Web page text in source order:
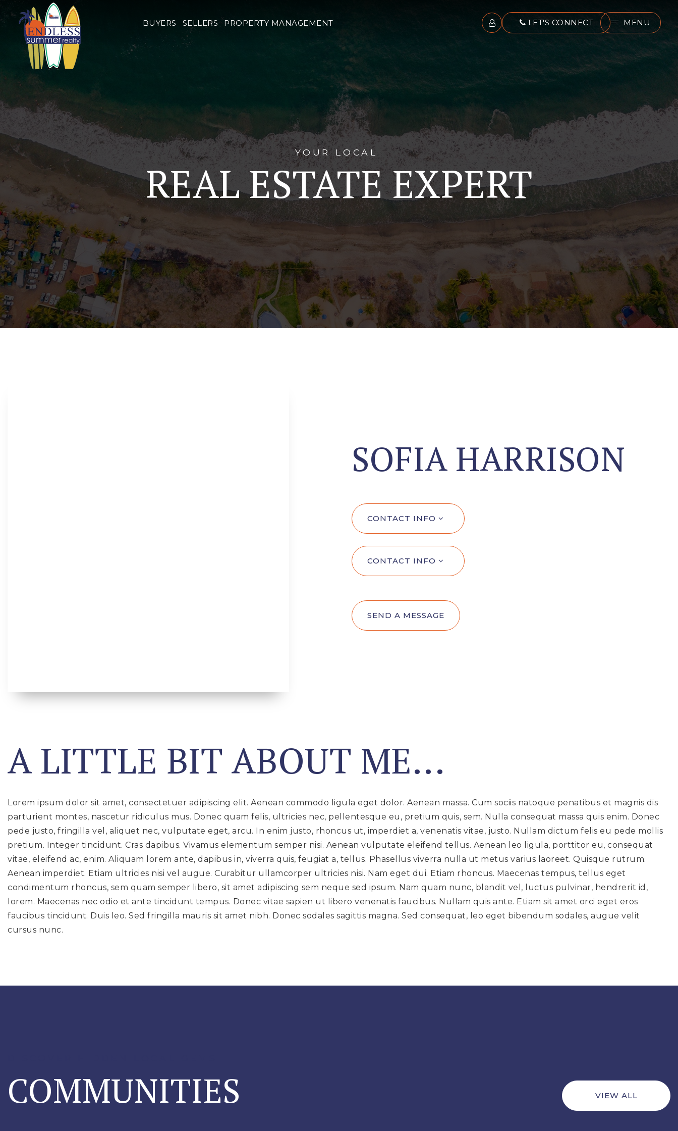
BUYERS SELLERS PROPERTY MANAGEMENT LET'S CONNECT MENU
YOUR LOCAL
REAL ESTATE EXPERT
SOFIA HARRISON
CONTACT INFO
CONTACT INFO
SEND A MESSAGE
A LITTLE BIT ABOUT ME...
Lorem ipsum dolor sit amet, consectetuer adipiscing elit. Aenean commodo ligula eget dolor. Aenean massa. Cum sociis natoque penatibus et magnis dis
parturient montes, nascetur ridiculus mus. Donec quam felis, ultricies nec, pellentesque eu, pretium quis, sem. Nulla consequat massa quis enim. Donec
pede justo, fringilla vel, aliquet nec, vulputate eget, arcu. In enim justo, rhoncus ut, imperdiet a, venenatis vitae, justo. Nullam dictum felis eu pede mollis
pretium. Integer tincidunt. Cras dapibus. Vivamus elementum semper nisi. Aenean vulputate eleifend tellus. Aenean leo ligula, porttitor eu, consequat
vitae, eleifend ac, enim. Aliquam lorem ante, dapibus in, viverra quis, feugiat a, tellus. Phasellus viverra nulla ut metus varius laoreet. Quisque rutrum.
Aenean imperdiet. Etiam ultricies nisi vel augue. Curabitur ullamcorper ultricies nisi. Nam eget dui. Etiam rhoncus. Maecenas tempus, tellus eget
condimentum rhoncus, sem quam semper libero, sit amet adipiscing sem neque sed ipsum. Nam quam nunc, blandit vel, luctus pulvinar, hendrerit id,
lorem. Maecenas nec odio et ante tincidunt tempus. Donec vitae sapien ut libero venenatis faucibus. Nullam quis ante. Etiam sit amet orci eget eros
faucibus tincidunt. Duis leo. Sed fringilla mauris sit amet nibh. Donec sodales sagittis magna. Sed consequat, leo eget bibendum sodales, augue velit
cursus nunc.
COMMUNITIES VIEW ALL